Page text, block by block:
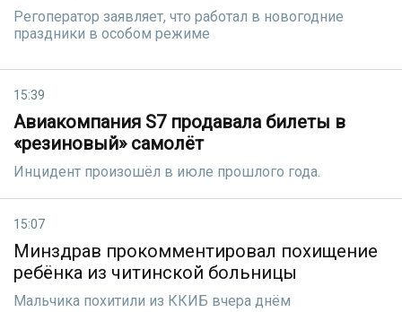
Регоператор заявляет, что работал в новогодние
праздники в особом режиме
15:39
Авиакомпания S7 продавала билеты в
«резиновый» самолёт
Инцидент произошёл в июле прошлого года.
15:07
Минздрав прокомментировал похищение
ребёнка из читинской больницы
Мальчика похитили из ККИБ вчера днём